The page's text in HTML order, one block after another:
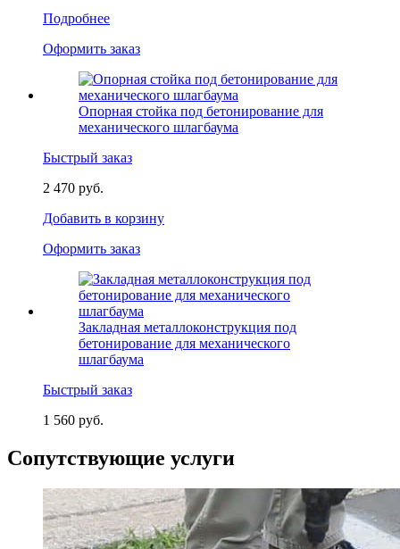
Подробнее
Оформить заказ
Опорная стойка под бетонирование для
механического шлагбаума
Быстрый заказ
2 470 руб.
Добавить в корзину
Оформить заказ
Закладная металлоконструкция под
бетонирование для механического
шлагбаума
Быстрый заказ
1 560 руб.
Сопутствующие услуги